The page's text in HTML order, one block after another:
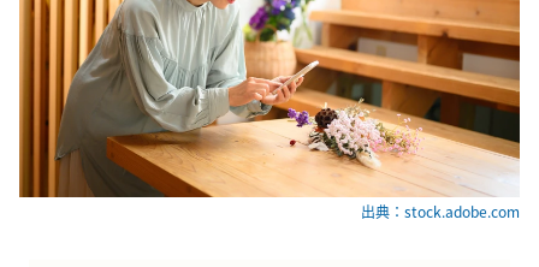
出典：stock.adobe.com